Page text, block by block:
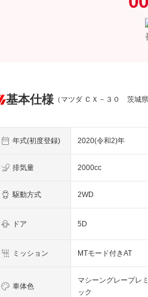
基本仕様 （マツダ ＣＸ－３０ 茨城県
年式(初度登録) 2020(令和2)年
排気量 2000cc
駆動方式 2WD
ドア 5D
ミッション MTモード付きAT
車体色
マシーングレープレ
ック